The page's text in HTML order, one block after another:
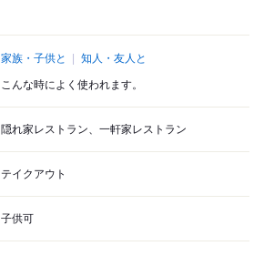
家族・子供と 知人・友人と
こんな時によく使われます。
隠れ家レストラン、一軒家レストラン
テイクアウト
子供可